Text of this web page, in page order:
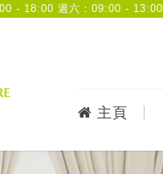
- 18:00 週六：09:00 - 13:00
主頁